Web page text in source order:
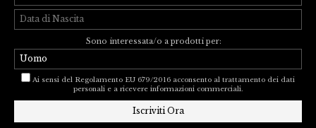
Sono interessata/o a prodotti per:
Ai sensi del Regolamento EU 679/2016 acconsento al trattamento dei dati
personali e a ricevere informazioni commerciali.